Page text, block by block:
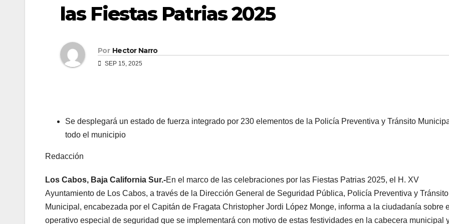
las Fiestas Patrias 2025
Por Hector Narro
SEP 15, 2025
Se desplegará un estado de fuerza integrado por 230 elementos de la Policía Preventiva y Tránsito
todo el municipio
Redacción
Los Cabos, Baja California Sur.-En el marco de las celebraciones por las Fiestas Patrias 2025, el H. XV
Ayuntamiento de Los Cabos, a través de la Dirección General de Seguridad Pública, Policía Preventiva y Tránsito
Municipal, encabezada por el Capitán de Fragata Christopher Jordi López Monge, informa a la ciudadanía sobre
operativo especial de seguridad que se implementará con motivo de estas festividades en la cabecera municipal